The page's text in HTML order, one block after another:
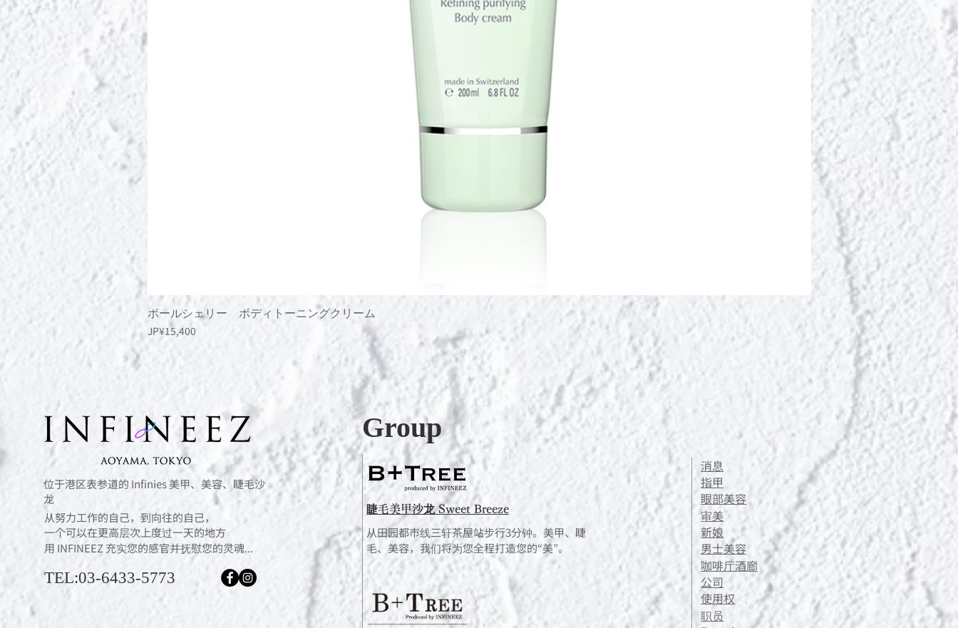
ポールシェリー ボディトーニングクリーム
價格
JP¥15,400
ポールシェリー ボディト
價格
JP¥13,200
位于港区表参道的 Infinies 美甲、美容、睫毛沙
龙
从努力工作的自己，到向往的自己，
一个可以在更高层次上度过一天的地方
用 INFINEEZ 充实您的感官并抚慰您的灵魂...
TEL:03-6433-5773
Group
从田园都市线三轩茶屋站步行3分钟。美甲、睫
毛、美容，我们将为您全程打造您的“美”。
睫毛美甲沙龙 Sweet Breeze
消息
指甲
眼部美容
审美
新娘
男士美容
咖啡厅酒廊
公司
使用权
职员